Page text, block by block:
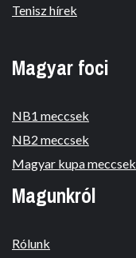
Tenisz hírek
Magyar foci
NB1 meccsek
NB2 meccsek
Magyar kupa meccsek
Magunkról
Rólunk